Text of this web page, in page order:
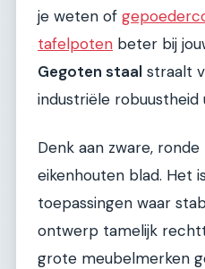
je weten of
tafelpoten beter bij
Gegoten staal straalt
industriële robuustheid
Denk aan zware,
eikenhouten blad. Het
toepassingen waar
ontwerp tamelijk
grote meubelmerken